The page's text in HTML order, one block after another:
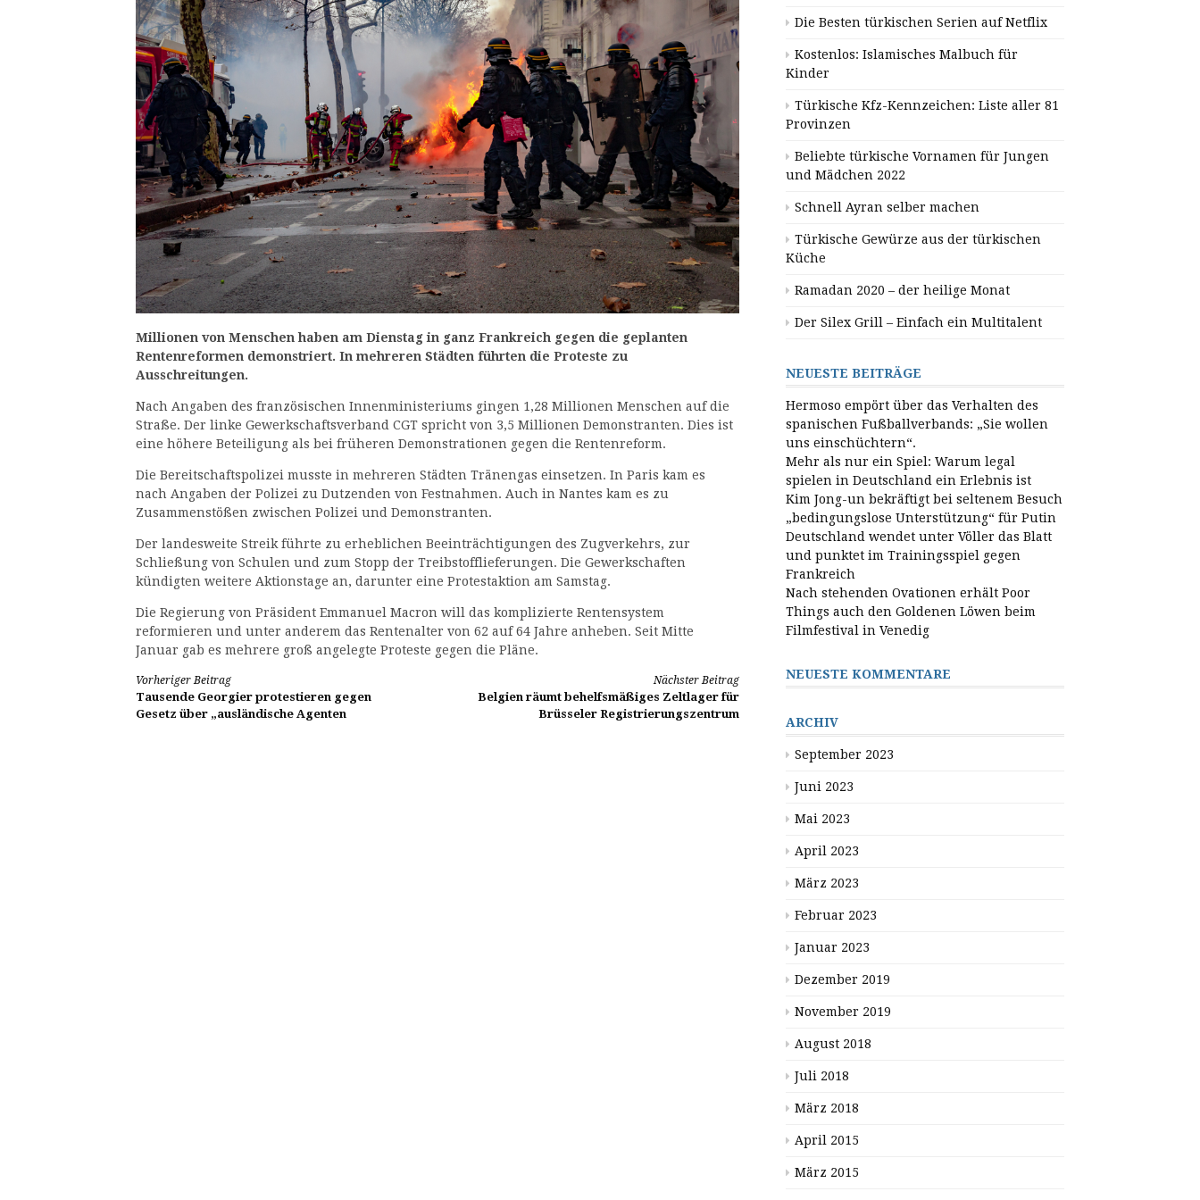
Millionen von Menschen haben am Dienstag in ganz Frankreich gegen die geplanten
Rentenreformen demonstriert. In mehreren Städten führten die Proteste zu
Ausschreitungen.
Nach Angaben des französischen Innenministeriums gingen 1,28 Millionen Menschen auf die
Straße. Der linke Gewerkschaftsverband CGT spricht von 3,5 Millionen Demonstranten. Dies ist
eine höhere Beteiligung als bei früheren Demonstrationen gegen die Rentenreform.
Die Bereitschaftspolizei musste in mehreren Städten Tränengas einsetzen. In Paris kam es
nach Angaben der Polizei zu Dutzenden von Festnahmen. Auch in Nantes kam es zu
Zusammenstößen zwischen Polizei und Demonstranten.
Der landesweite Streik führte zu erheblichen Beeinträchtigungen des Zugverkehrs, zur
Schließung von Schulen und zum Stopp der Treibstofflieferungen. Die Gewerkschaften
kündigten weitere Aktionstage an, darunter eine Protestaktion am Samstag.
Die Regierung von Präsident Emmanuel Macron will das komplizierte Rentensystem
reformieren und unter anderem das Rentenalter von 62 auf 64 Jahre anheben. Seit Mitte
Januar gab es mehrere groß angelegte Proteste gegen die Pläne.
Weiterlesen
Vorheriger Beitrag
Tausende Georgier protestieren gegen
Gesetz über „ausländische Agenten
Nächster Beitrag
Belgien räumt behelfsmäßiges Zeltlager für
Brüsseler Registrierungszentrum
Die Besten türkischen Serien auf Netflix
Kostenlos: Islamisches Malbuch für
Kinder
Türkische Kfz-Kennzeichen: Liste aller 81
Provinzen
Beliebte türkische Vornamen für Jungen
und Mädchen 2022
Schnell Ayran selber machen
Türkische Gewürze aus der türkischen
Küche
Ramadan 2020 – der heilige Monat
Der Silex Grill – Einfach ein Multitalent
NEUESTE BEITRÄGE
Hermoso empört über das Verhalten des
spanischen Fußballverbands: „Sie wollen
uns einschüchtern“.
Mehr als nur ein Spiel: Warum legal
spielen in Deutschland ein Erlebnis ist
Kim Jong-un bekräftigt bei seltenem Besuch
„bedingungslose Unterstützung“ für Putin
Deutschland wendet unter Völler das Blatt
und punktet im Trainingsspiel gegen
Frankreich
Nach stehenden Ovationen erhält Poor
Things auch den Goldenen Löwen beim
Filmfestival in Venedig
NEUESTE KOMMENTARE
ARCHIV
September 2023
Juni 2023
Mai 2023
April 2023
März 2023
Februar 2023
Januar 2023
Dezember 2019
November 2019
August 2018
Juli 2018
März 2018
April 2015
März 2015